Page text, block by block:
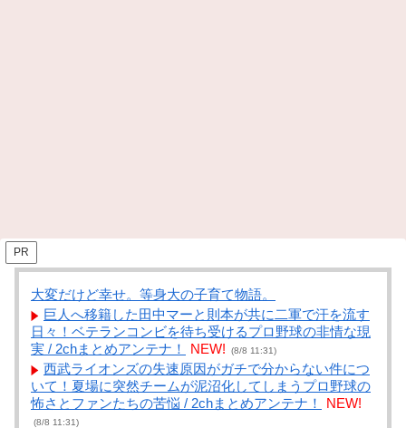
PR
大変だけど幸せ。等身大の子育て物語。
巨人へ移籍した田中マーと則本が共に二軍で汗を流す
日々！ベテランコンビを待ち受けるプロ野球の非情な現
実 / 2chまとめアンテナ！
NEW! (8/8 11:31)
西武ライオンズの失速原因がガチで分からない件につ
いて！夏場に突然チームが泥沼化してしまうプロ野球の
怖さとファンたちの苦悩 / 2chまとめアンテナ！
NEW!
(8/8 11:31)